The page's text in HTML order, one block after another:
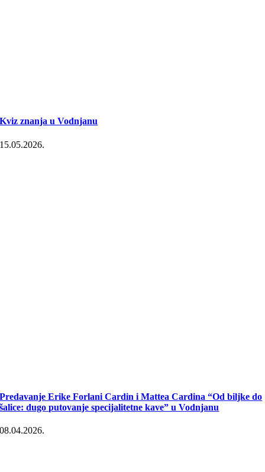
Kviz znanja u Vodnjanu
15.05.2026.
Predavanje Erike Forlani Cardin i Mattea Cardina “Od biljke do
šalice: dugo putovanje specijalitetne kave” u Vodnjanu
08.04.2026.